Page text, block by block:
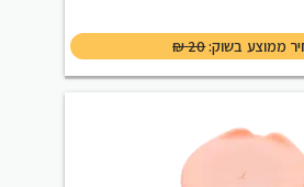
ממוצע בשוק:20
₪